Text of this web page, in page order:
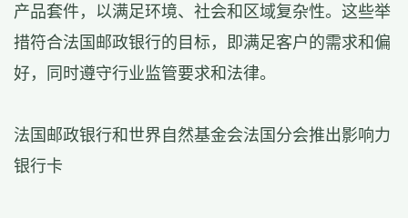
产品套件，以满足环境、社会和区域复杂性。这些举
措符合法国邮政银行的目标，即满足客户的需求和偏
好，同时遵守行业监管要求和法律。
法国邮政银行和世界自然基金会法国分会推出影响力
银行卡